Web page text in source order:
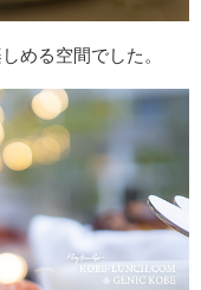
める空間でした。